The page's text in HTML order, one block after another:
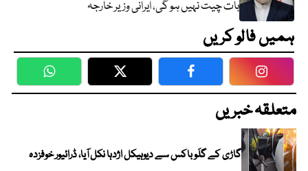
بات چیت نہیں ہو گی، ایرانی وزیر خارجہ
ہمیں فالو کریں
WhatsApp Twitter Facebook
متعلقہ خبریں
گاڑی کے گلَو باکس سے دیوہیکل اژدہا نکل آیا، ڈرائیور خوفزدہ